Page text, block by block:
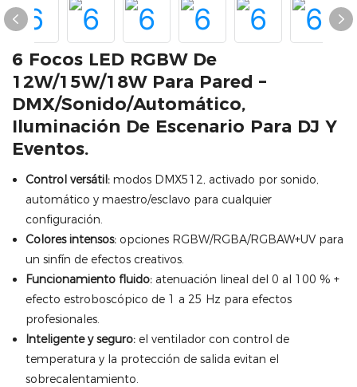
6 Focos LED RGBW De
12W/15W/18W Para Pared –
DMX/Sonido/Automático,
Iluminación De Escenario Para DJ Y
Eventos.
Control versátil:modos DMX512, activado por sonido,
automático y maestro/esclavo para cualquier
configuración.
Colores intensos:opciones RGBW/RGBA/RGBAW+UV para
un sinfín de efectos creativos.
Funcionamiento fluido:atenuación lineal del 0 al 100 % +
efecto estroboscópico de 1 a 25 Hz para efectos
profesionales.
Inteligente y seguro:el ventilador con control de
temperatura y la protección de salida evitan el
sobrecalentamiento.